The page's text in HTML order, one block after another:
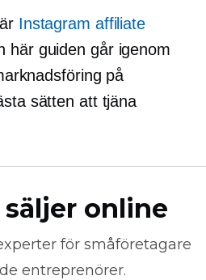
Instagram affiliate
här guiden går igenom
på
sätten att tjäna
online
för småföretagare
entreprenörer.